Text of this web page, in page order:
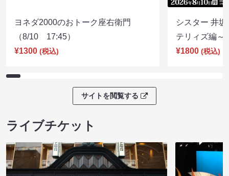
ヨネダ2000のおトーク座右衛門
（8/10 17:45）
¥1300 (税込)
シスター 井
テリィズ編
¥1800 (税込)
サイトを閲覧する
ライブチケット